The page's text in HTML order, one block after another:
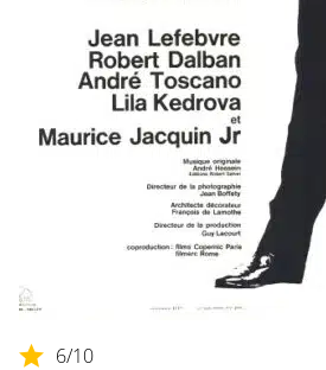
6/10